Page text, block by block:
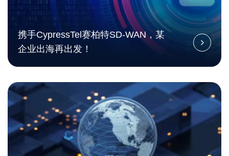
携手CypressTel赛柏特SD-WAN，某
企业出海再出发！